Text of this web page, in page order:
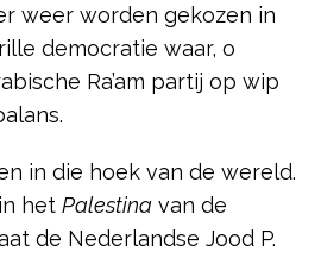
weer worden gekozen in
democratie waar, o
Ra’am partij op wip
in die hoek van de wereld.
het Palestina van de
de Nederlandse Jood P.